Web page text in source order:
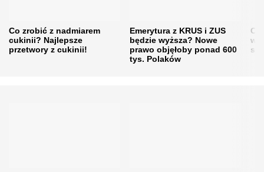
Co zrobić z nadmiarem
cukinii? Najlepsze
przetwory z cukinii!
Emerytura z KRUS i ZUS
będzie wyższa? Nowe
prawo objęłoby ponad 600
tys. Polaków
w